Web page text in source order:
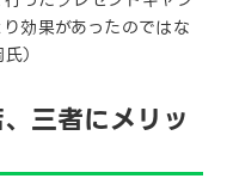
効果があったのではな
）
三者にメリッ